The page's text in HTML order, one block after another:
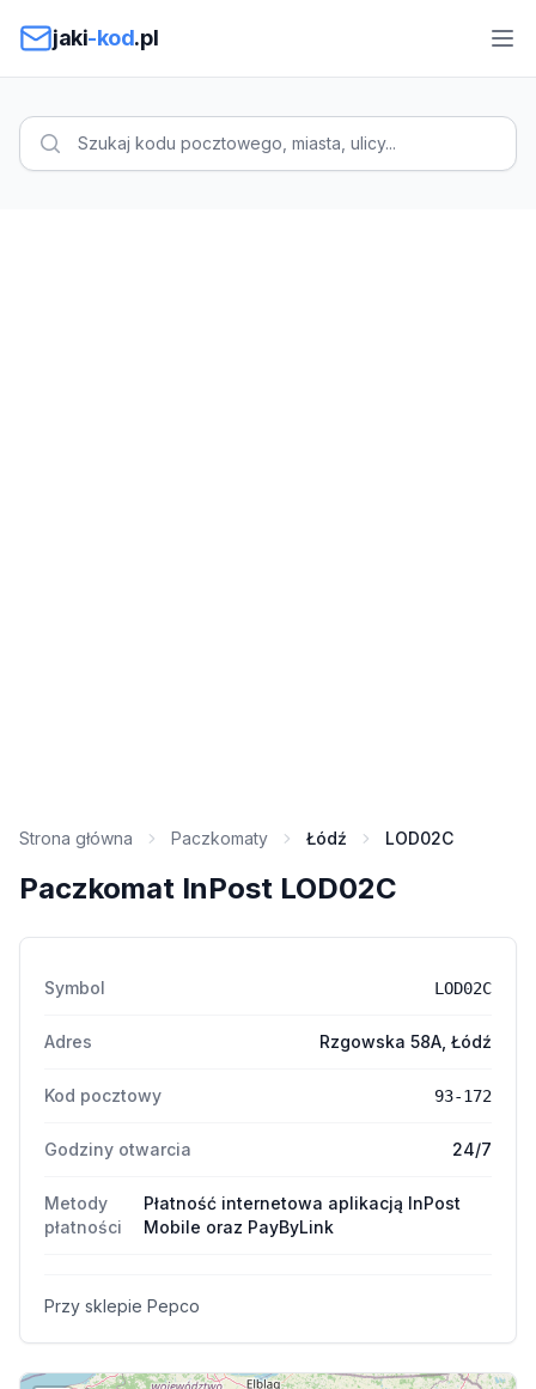
jaki-kod.pl
Strona główna Paczkomaty Łódź LOD02C
Paczkomat InPost LOD02C
Symbol LOD02C
Adres Rzgowska 58A, Łódź
Kod pocztowy 93-172
Godziny otwarcia 24/7
Metody
płatności
Płatność internetowa aplikacją InPost
Mobile oraz PayByLink
Przy sklepie Pepco